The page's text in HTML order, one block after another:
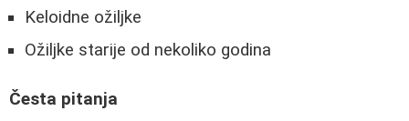
Keloidne ožiljke
Ožiljke starije od nekoliko godina
Česta pitanja